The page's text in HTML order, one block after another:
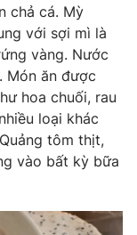
chả cá. Mỳ
với sợi mì là
vàng. Nước
Món ăn được
hoa chuối, rau
loại khác
tôm thịt,
vào bất kỳ bữa